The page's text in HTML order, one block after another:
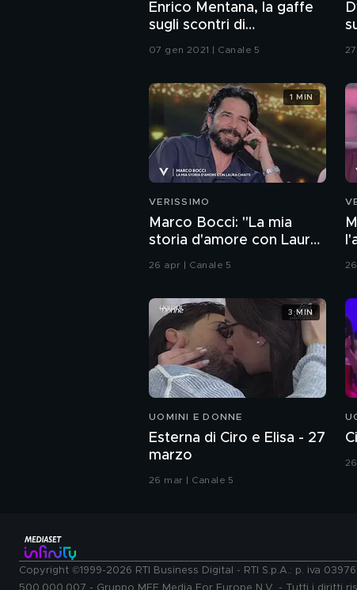
Enrico Mentana, la gaffe
sugli scontri di
Washington
07 gen 2021 | Canale 5
VERISSIMO
Marco Bocci: "La mia
storia d'amore con Laura
Chiatti"
26 apr | Canale 5
1 MIN
UOMINI E DONNE
Esterna di Ciro e Elisa - 27
marzo
26 mar | Canale 5
3 MIN
Copyright ©1999-2026 RTI Business Digital - RTI S.p.A.: p. iva